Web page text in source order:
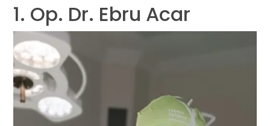
1. Op. Dr. Ebru Acar